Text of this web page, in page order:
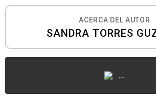
ACERCA DEL AUTOR
SANDRA TORRES
...